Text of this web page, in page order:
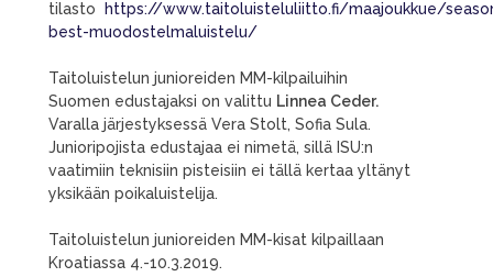
tilasto
https://www.taitoluisteluliitto.fi/maajoukkue/
best-muodostelmaluistelu/
Taitoluistelun junioreiden MM-kilpailuihin
Suomen edustajaksi on valittu Linnea Ceder.
Varalla järjestyksessä Vera Stolt, Sofia Sula.
Junioripojista edustajaa ei nimetä, sillä ISU:n
vaatimiin teknisiin pisteisiin ei tällä kertaa yltänyt
yksikään poikaluistelija.
Taitoluistelun junioreiden MM-kisat kilpaillaan
Kroatiassa 4.-10.3.2019.